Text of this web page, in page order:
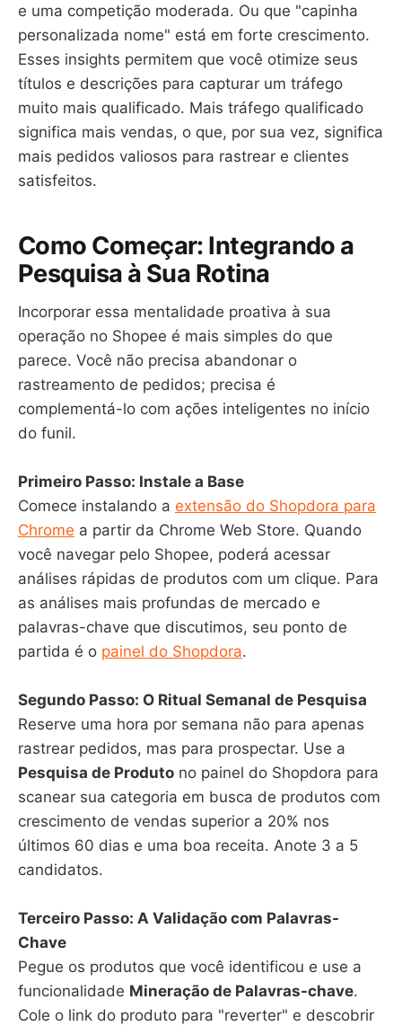
e uma competição moderada. Ou que "capinha
personalizada nome" está em forte crescimento.
Esses insights permitem que você otimize seus
títulos e descrições para capturar um tráfego
muito mais qualificado. Mais tráfego qualificado
significa mais vendas, o que, por sua vez, significa
mais pedidos valiosos para rastrear e clientes
satisfeitos.
Como Começar: Integrando a
Pesquisa à Sua Rotina
Incorporar essa mentalidade proativa à sua
operação no Shopee é mais simples do que
parece. Você não precisa abandonar o
rastreamento de pedidos; precisa é
complementá-lo com ações inteligentes no início
do funil.
Primeiro Passo: Instale a Base
Comece instalando a extensão do Shopdora para
Chrome a partir da Chrome Web Store. Quando
você navegar pelo Shopee, poderá acessar
análises rápidas de produtos com um clique. Para
as análises mais profundas de mercado e
palavras-chave que discutimos, seu ponto de
partida é o painel do Shopdora.
Segundo Passo: O Ritual Semanal de Pesquisa
Reserve uma hora por semana não para apenas
rastrear pedidos, mas para prospectar. Use a
Pesquisa de Produto no painel do Shopdora para
scanear sua categoria em busca de produtos com
crescimento de vendas superior a 20% nos
últimos 60 dias e uma boa receita. Anote 3 a 5
candidatos.
Terceiro Passo: A Validação com Palavras-
Chave
Pegue os produtos que você identificou e use a
funcionalidade Mineração de Palavras-chave.
Cole o link do produto para "reverter" e descobrir